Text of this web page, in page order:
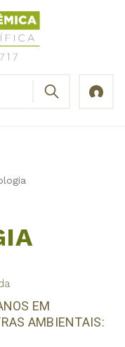
EM
AMBIENTAIS: